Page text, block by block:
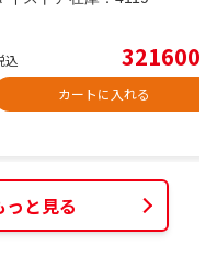
込 321600
カートに入れる
と見る